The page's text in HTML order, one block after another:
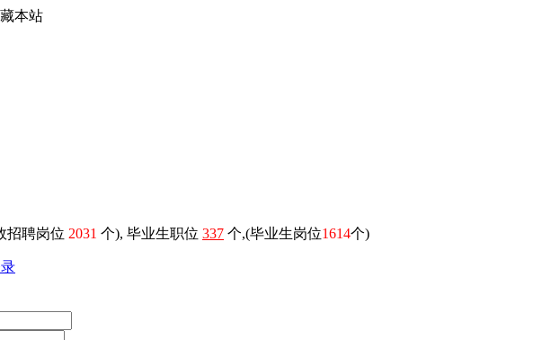
本站
招聘岗位 2031 个), 毕业生职位 337 个,(毕业生岗位1614个)